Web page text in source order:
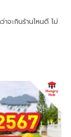
จะกินร้านไหนดี ไม่